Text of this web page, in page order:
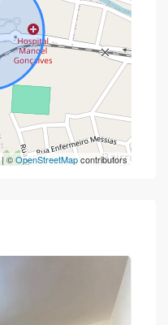
| ©OpenStreetMapcontributors